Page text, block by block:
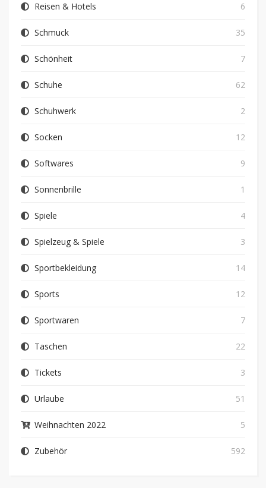
Reisen & Hotels 6
Schmuck 35
Schönheit 7
Schuhe 62
Schuhwerk 2
Socken 12
Softwares 9
Sonnenbrille 1
Spiele 4
Spielzeug & Spiele 3
Sportbekleidung 14
Sports 12
Sportwaren 7
Taschen 22
Tickets 3
Urlaube 51
Weihnachten 2022 5
Zubehör 592